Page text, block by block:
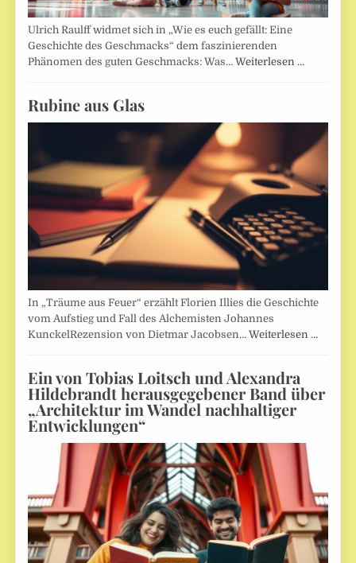
Ulrich Raulff widmet sich in „Wie es euch gefällt: Eine
Geschichte des Geschmacks“ dem faszinierenden
Phänomen des guten Geschmacks: Was…Weiterlesen …
Rubine aus Glas
In „Träume aus Feuer“ erzählt Florien Illies die Geschichte
vom Aufstieg und Fall des Alchemisten Johannes
KunckelRezension von Dietmar Jacobsen…Weiterlesen …
Ein von Tobias Loitsch und Alexandra
Hildebrandt herausgegebener Band über
„Architektur im Wandel nachhaltiger
Entwicklungen“